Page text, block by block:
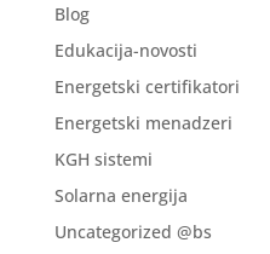
Blog
Edukacija-novosti
Energetski certifikatori
Energetski menadzeri
KGH sistemi
Solarna energija
Uncategorized @bs